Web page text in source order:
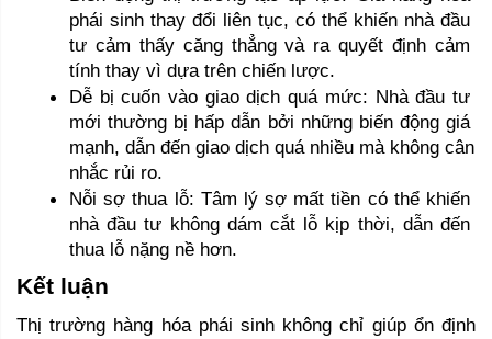
phái sinh thay đổi liên tục, có thể khiến nhà đầu
tư cảm thấy căng thẳng và ra quyết định cảm
tính thay vì dựa trên chiến lược.
Dễ bị cuốn vào giao dịch quá mức: Nhà đầu tư
mới thường bị hấp dẫn bởi những biến động giá
mạnh, dẫn đến giao dịch quá nhiều mà không cân
nhắc rủi ro.
Nỗi sợ thua lỗ: Tâm lý sợ mất tiền có thể khiến
nhà đầu tư không dám cắt lỗ kịp thời, dẫn đến
thua lỗ nặng nề hơn.
Kết luận
Thị trường hàng hóa phái sinh không chỉ giúp ổn định